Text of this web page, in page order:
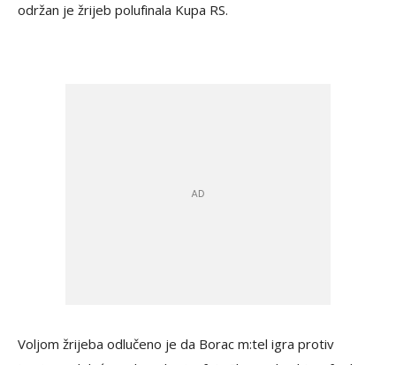
održan je žrijeb polufinala Kupa RS.
Voljom žrijeba odlučeno je da Borac m:tel igra protiv